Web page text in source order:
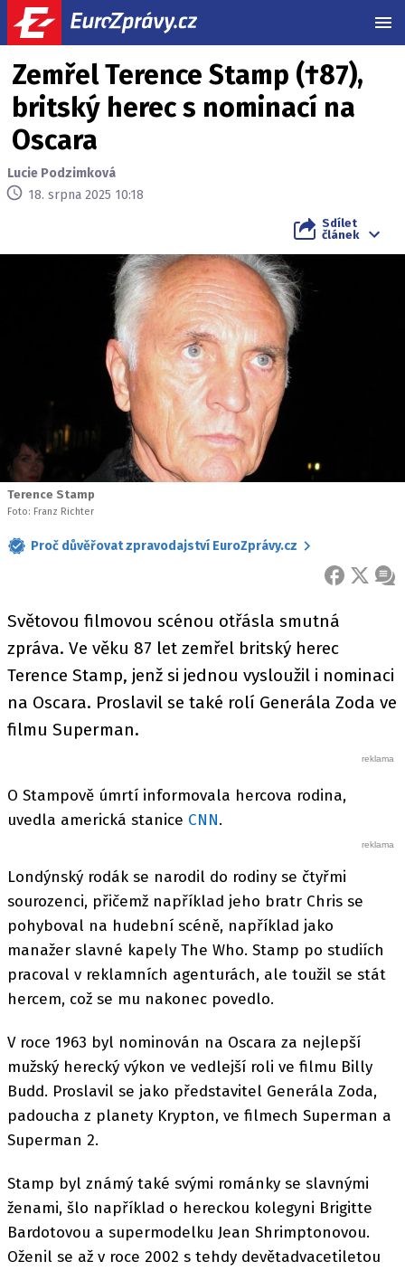
Zemřel Terence Stamp (†87),
britský herec s nominací na
Oscara
Lucie Podzimková
18. srpna 2025 10:18
Sdílet
článek
Terence Stamp
Foto: Franz Richter
Proč důvěřovat zpravodajství EuroZprávy.cz
FACEBOOK
X
Světovou filmovou scénou otřásla smutná
zpráva. Ve věku 87 let zemřel britský herec
Terence Stamp, jenž si jednou vysloužil i nominaci
na Oscara. Proslavil se také rolí Generála Zoda ve
filmu Superman.
O Stampově úmrtí informovala hercova rodina,
uvedla americká stanice CNN.
Londýnský rodák se narodil do rodiny se čtyřmi
sourozenci, přičemž například jeho bratr Chris se
pohyboval na hudební scéně, například jako
manažer slavné kapely The Who. Stamp po studiích
pracoval v reklamních agenturách, ale toužil se stát
hercem, což se mu nakonec povedlo.
V roce 1963 byl nominován na Oscara za nejlepší
mužský herecký výkon ve vedlejší roli ve filmu Billy
Budd. Proslavil se jako představitel Generála Zoda,
padoucha z planety Krypton, ve filmech Superman a
Superman 2.
Stamp byl známý také svými románky se slavnými
ženami, šlo například o hereckou kolegyni Brigitte
Bardotovou a supermodelku Jean Shrimptonovou.
Oženil se až v roce 2002 s tehdy devětadvacetiletou